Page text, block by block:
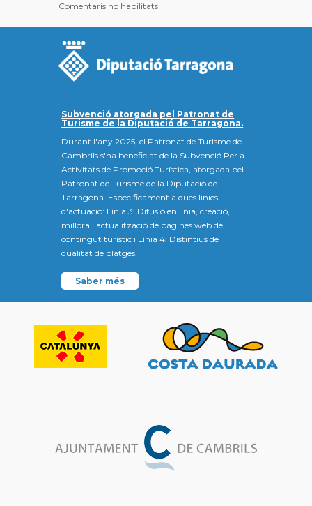
Comentaris no habilitats
Subvenció atorgada pel Patronat de
Turisme de la Diputació de Tarragona.
Durant l'any 2025, el Patronat de Turisme de
Cambrils s'ha beneficiat de la Subvenció Per a
Activitats de Promoció Turística, atorgada pel
Patronat de Turisme de la Diputació de
Tarragona. Específicament a dues línies
d'actuació: Línia 3: Difusió en línia, creació,
millora i actualització de pàgines web de
contingut turístic i Línia 4: Distintius de
qualitat de platges.
Saber més